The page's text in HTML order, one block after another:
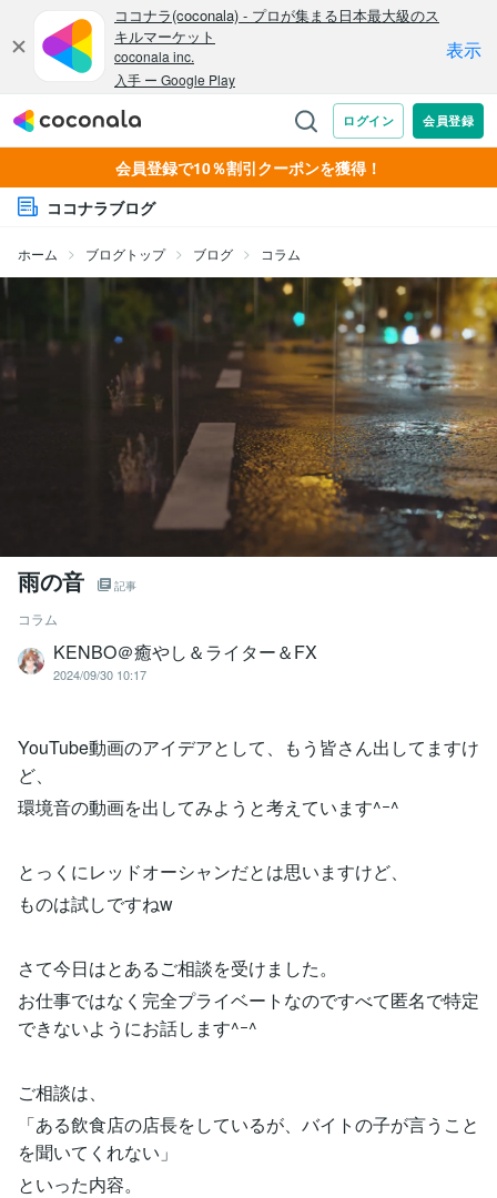
会員登録で10％割引クーポンを獲得！
ココナラブログ
ホーム ブログトップ ブログ コラム
雨の音 記事
コラム
KENBO＠癒やし＆ライター＆FX
2024/09/30 10:17
YouTube動画のアイデアとして、もう皆さん出してますけ
ど、
環境音の動画を出してみようと考えています^ｰ^
とっくにレッドオーシャンだとは思いますけど、
ものは試しですねw
さて今日はとあるご相談を受けました。
お仕事ではなく完全プライベートなのですべて匿名で特定
できないようにお話します^ｰ^
ご相談は、
「ある飲食店の店長をしているが、バイトの子が言うこと
を聞いてくれない」
といった内容。